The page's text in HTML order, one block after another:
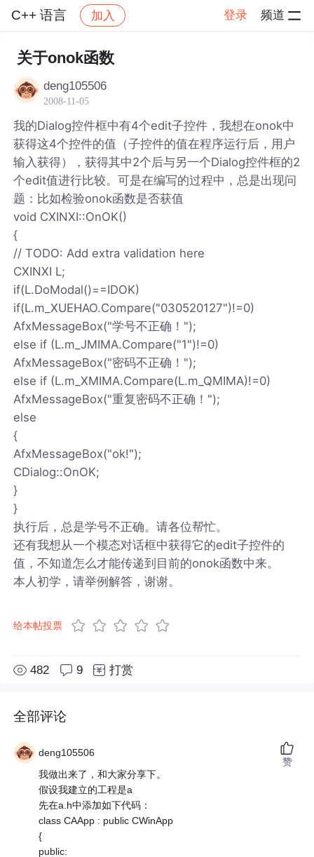
C++ 语言 加入 登录 频道
社区 C++ 语言
关于onok函数
deng105506
2008-11-05
我的Dialog控件框中有4个edit子控件，我想在onok中
获得这4个控件的值（子控件的值在程序运行后，用户
输入获得），获得其中2个后与另一个Dialog控件框的2
个edit值进行比较。可是在编写的过程中，总是出现问
题：比如检验onok函数是否获值
void CXINXI::OnOK()
{
// TODO: Add extra validation here
CXINXI L;
if(L.DoModal()==IDOK)
if(L.m_XUEHAO.Compare("030520127")!=0)
AfxMessageBox("学号不正确！");
else if (L.m_JMIMA.Compare("1")!=0)
AfxMessageBox("密码不正确！");
else if (L.m_XMIMA.Compare(L.m_QMIMA)!=0)
AfxMessageBox("重复密码不正确！");
else
{
AfxMessageBox("ok!");
CDialog::OnOK;
}
}
执行后，总是学号不正确。请各位帮忙。
还有我想从一个模态对话框中获得它的edit子控件的
值，不知道怎么才能传递到目前的onok函数中来。
本人初学，请举例解答，谢谢。
给本帖投票
482 9 打赏
全部评论
deng105506
我做出来了，和大家分享下。
假设我建立的工程是a
先在a.h中添加如下代码：
class CAApp : public CWinApp
{
public:
赞